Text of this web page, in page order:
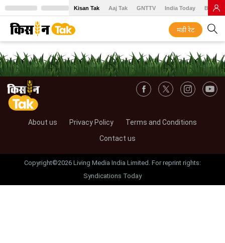
Kisan Tak Aaj Tak GNTTV India Today BT
मंडी रेट
About us Privacy Policy
Terms and Conditions
Contact us
Copyright©2026 Living Media India Limited. For reprint rights:
Syndications Today